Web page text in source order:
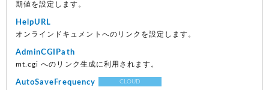
期値を設定します。
HelpURL
オンラインドキュメントへのリンクを設定します。
AdminCGIPath
mt.cgi へのリンク生成に利用されます。
AutoSaveFrequency CLOUD